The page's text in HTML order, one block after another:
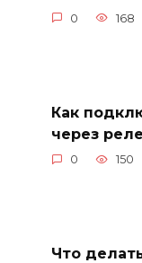
0 168
Как
через
0 150
Что